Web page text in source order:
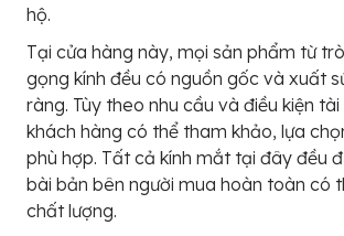
hộ.
Tại cửa hàng này, mọi sản phẩm từ
gọng kính đều có nguồn gốc và xuất
ràng. Tùy theo nhu cầu và điều kiện
khách hàng có thể tham khảo, lựa
phù hợp. Tất cả kính mắt tại đây đều
bài bản bên người mua hoàn toàn có
chất lượng.